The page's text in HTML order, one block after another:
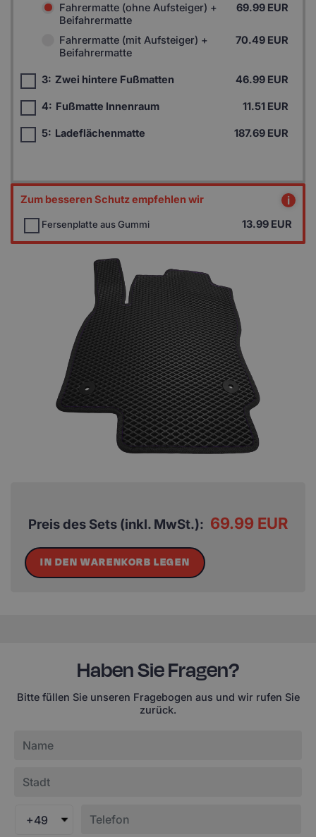
Fahrermatte (ohne Aufsteiger) +
Beifahrermatte
69.99 EUR
Fahrermatte (mit Aufsteiger) +
Beifahrermatte
70.49 EUR
3: Zwei hintere Fußmatten 46.99 EUR
4: Fußmatte Innenraum 11.51 EUR
5: Ladeflächenmatte 187.69 EUR
Zum besseren Schutz empfehlen wir i
Fersenplatte aus Gummi 13.99 EUR
Preis des Sets (inkl. MwSt.): 69.99 EUR
IN DEN WARENKORB LEGEN
Haben Sie Fragen?
Bitte füllen Sie unseren Fragebogen aus und wir rufen Sie
zurück.
+49